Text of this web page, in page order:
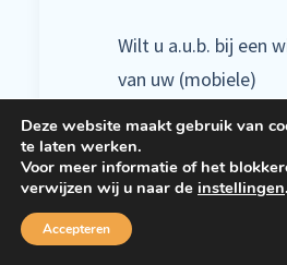
Wilt u a.u.b. bij een
van uw (mobiele)
doorgeven aan onze
administratie?! We
graag uw
telefoonnummers
Deze website maakt gebruik van
te laten werken.
Voor meer informatie of het
verwijzen wij u naar de instellingen.
Accepteren